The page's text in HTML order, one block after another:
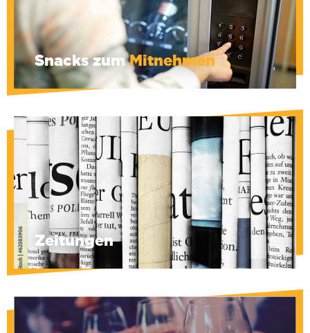
Om hunkeren naar voedsel tijdens de soms
eindeloze hoorzittingen te vermijden.
Snacks zumMitnehmen
Zeitungen